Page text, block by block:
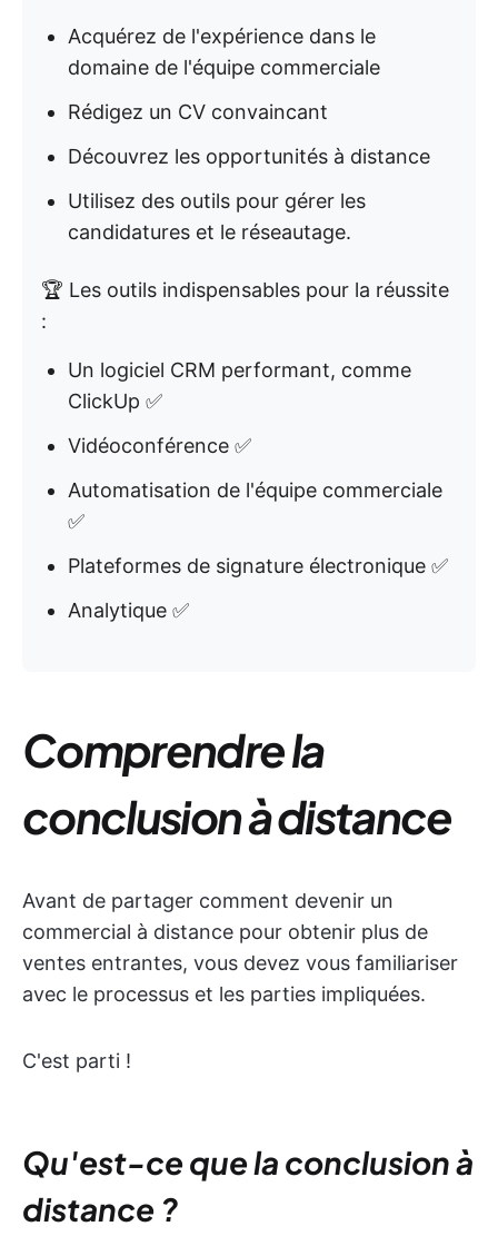
Acquérez de l'expérience dans le
domaine de l'équipe commerciale
Rédigez un CV convaincant
Découvrez les opportunités à distance
Utilisez des outils pour gérer les
candidatures et le réseautage.
🏆 Les outils indispensables pour la réussite
:
Un logiciel CRM performant, comme
ClickUp ✅
Vidéoconférence ✅
Automatisation de l'équipe commerciale
✅
Plateformes de signature électronique ✅
Analytique ✅
Comprendre la
conclusion à distance
Avant de partager comment devenir un
commercial à distance pour obtenir plus de
ventes entrantes, vous devez vous familiariser
avec le processus et les parties impliquées.
C'est parti !
Qu'est-ce que la conclusion à
distance ?